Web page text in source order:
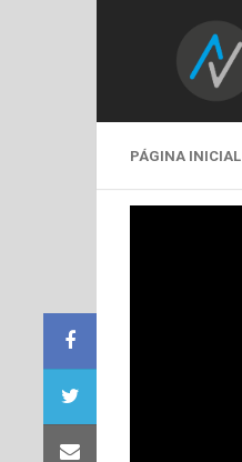
PÁGINA INICIAL